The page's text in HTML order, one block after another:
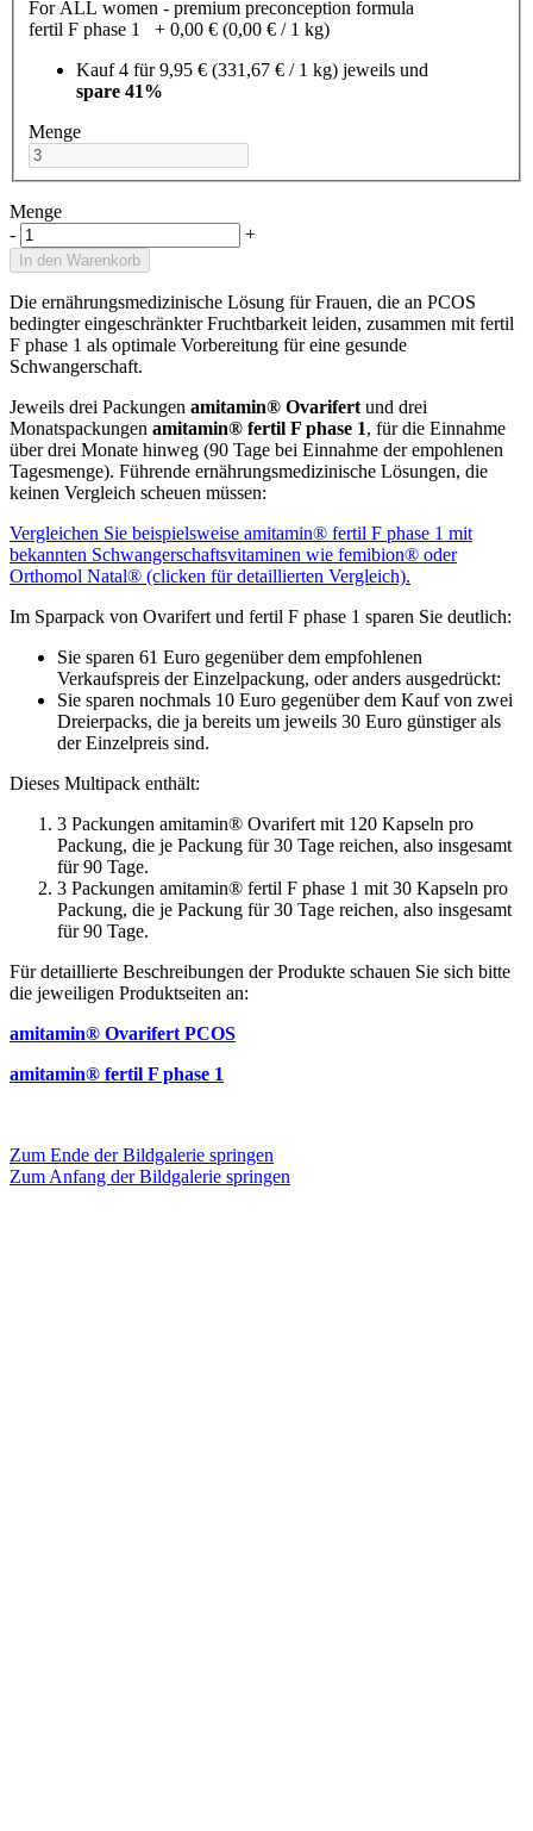
For ALL women - premium preconception formula
fertil F phase 1
+ 0,00 € (0,00 €­ / 1 kg)
Kauf 4 für9,95 € (331,67 €­ / 1 kg) jeweils und
spare 41%
Menge
Menge
-
+
In den Warenkorb
Die ernährungsmedizinische Lösung für Frauen, die an PCOS
bedingter eingeschränkter Fruchtbarkeit leiden, zusammen mit fertil
F phase 1 als optimale Vorbereitung für eine gesunde
Schwangerschaft.
Jeweils drei Packungen amitamin® Ovarifert und drei
Monatspackungen amitamin® fertil F phase 1, für die Einnahme
über drei Monate hinweg (90 Tage bei Einnahme der empohlenen
Tagesmenge). Führende ernährungsmedizinische Lösungen, die
keinen Vergleich scheuen müssen:
Vergleichen Sie beispielsweise amitamin® fertil F phase 1 mit
bekannten Schwangerschaftsvitaminen wie femibion® oder
Orthomol Natal® (clicken für detaillierten Vergleich).
Im Sparpack von Ovarifert und fertil F phase 1 sparen Sie deutlich:
Sie sparen 61 Euro gegenüber dem empfohlenen
Verkaufspreis der Einzelpackung, oder anders ausgedrückt:
Sie sparen nochmals 10 Euro gegenüber dem Kauf von zwei
Dreierpacks, die ja bereits um jeweils 30 Euro günstiger als
der Einzelpreis sind.
Dieses Multipack enthält:
3 Packungen amitamin® Ovarifert mit 120 Kapseln pro
Packung, die je Packung für 30 Tage reichen, also insgesamt
für 90 Tage.
3 Packungen amitamin® fertil F phase 1 mit 30 Kapseln pro
Packung, die je Packung für 30 Tage reichen, also insgesamt
für 90 Tage.
Für detaillierte Beschreibungen der Produkte schauen Sie sich bitte
die jeweiligen Produktseiten an:
amitamin® Ovarifert PCOS
amitamin® fertil F phase 1
Zum Ende der Bildgalerie springen
Zum Anfang der Bildgalerie springen